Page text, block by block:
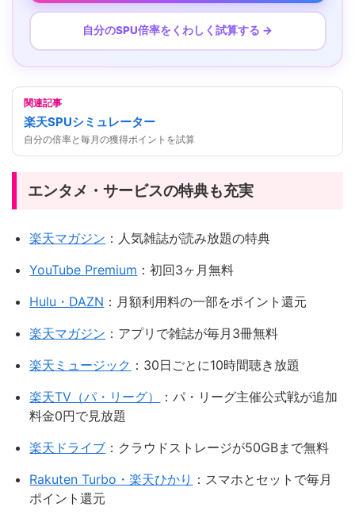
自分のSPU倍率をくわしく試算する →
関連記事
楽天SPUシミュレーター
自分の倍率と毎月の獲得ポイントを試算
エンタメ・サービスの特典も充実
楽天マガジン ：人気雑誌が読み放題の特典
YouTube Premium ：初回3ヶ月無料
Hulu・DAZN ：月額利用料の一部をポイント還元
楽天マガジン ：アプリで雑誌が毎月3冊無料
楽天ミュージック ：30日ごとに10時間聴き放題
楽天TV（パ・リーグ）
：パ・リーグ主催公式戦が追加
料金0円で見放題
楽天ドライブ ：クラウドストレージが50GBまで無料
Rakuten Turbo・楽天ひかり ：スマホとセットで毎月
ポイント還元